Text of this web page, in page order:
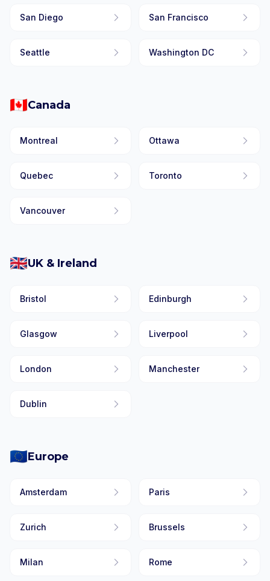
San Diego San Francisco
Seattle Washington DC
🇨🇦Canada
Montreal Ottawa
Quebec Toronto
Vancouver
🇬🇧UK & Ireland
Bristol Edinburgh
Glasgow Liverpool
London Manchester
Dublin
🇪🇺Europe
Amsterdam Paris
Zurich Brussels
Milan Rome